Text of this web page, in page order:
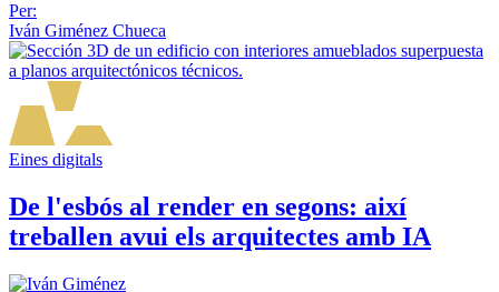
Per:
Iván Giménez Chueca
Eines digitals
De l'esbós al render en segons: així
treballen avui els arquitectes amb IA